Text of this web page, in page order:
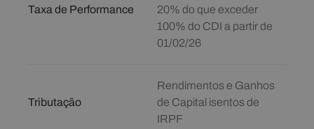
Taxa de Performance
20% do que exceder
100% do CDI a partir de
01/02/26
Tributação
Rendimentos e Ganhos
de Capital isentos de
IRPF